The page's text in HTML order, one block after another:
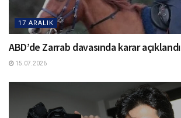
17 ARALIK
ABD’de Zarrab davasında karar açıklandı
15.07.2026